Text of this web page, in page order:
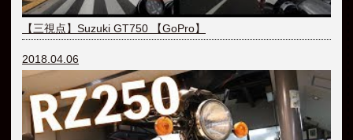
【三視点】Suzuki GT750 【GoPro】
2018.04.06